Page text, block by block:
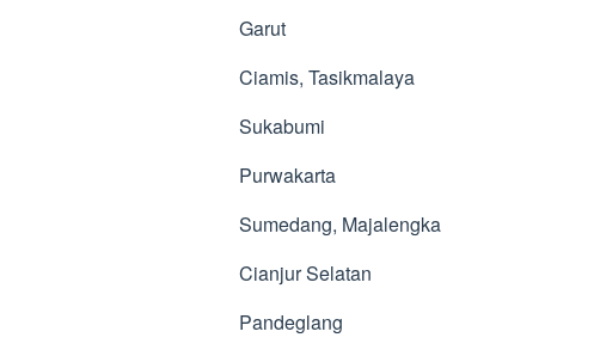
Garut
Ciamis, Tasikmalaya
Sukabumi
Purwakarta
Sumedang, Majalengka
Cianjur Selatan
Pandeglang